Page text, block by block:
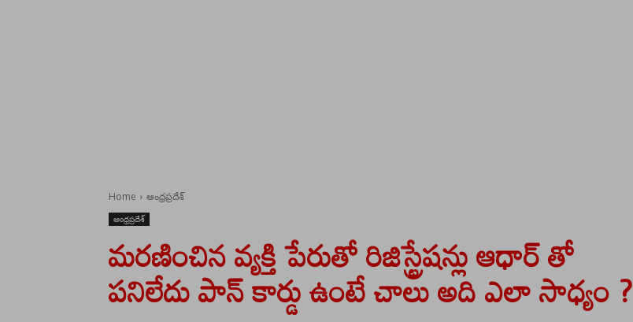
Home ఆంధ్రప్రదేశ్
ఆంధ్రప్రదేశ్
మరణించిన వ్యక్తి పేరుతో రిజిస్ట్రేషన్లు ఆధార్ తో
పనిలేదు పాన్ కార్డు ఉంటే చాలు అది ఎలా సాధ్యం ?